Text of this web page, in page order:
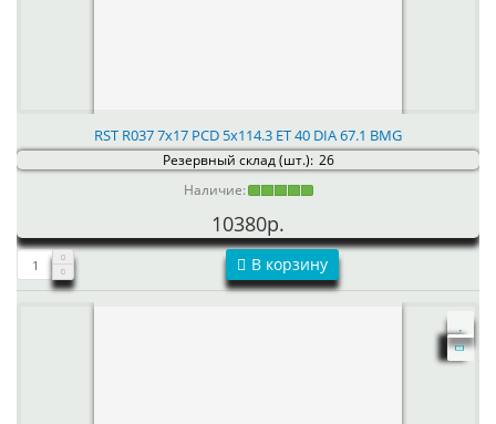
RST R037 7x17 PCD 5x114.3 ET 40 DIA 67.1 BMG
Резервный склад (шт.): 26
Наличие:
10380р.
В корзину